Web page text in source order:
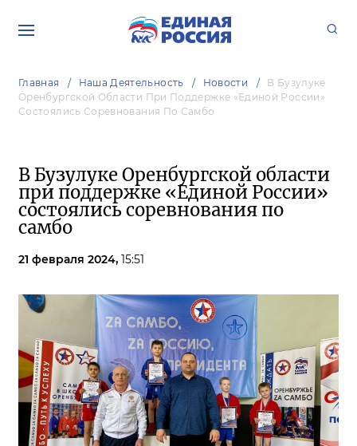
Главная Наша Деятельность Новости
В Бузулуке
Оренбургской Области При Поддержке «Единой России»
Состоялись Соревнования По Самбо
В Бузулуке Оренбургской области
при поддержке «Единой России»
состоялись соревнования по
самбо
21 февраля 2024, 15:51